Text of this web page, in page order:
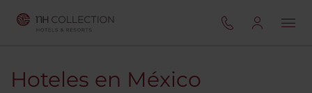
Hoteles en México